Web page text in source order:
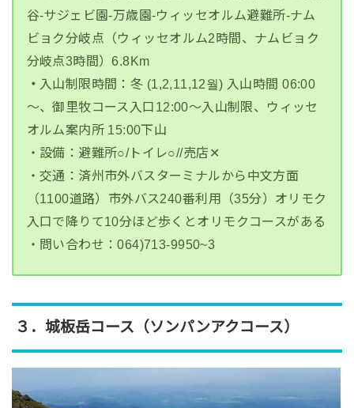
谷-サジェビ園-万歳園-ウィッセオルム避難所-ナム
ビョク分岐点 （ウィッセオルム2時間、ナムビョク
分岐点3時間）6.8Km
・ 入山制限時間：冬 (1,2,11,12월) 入山時間 06:00
～、御里牧コース入口12:00～入山制限、ウィッセ
オルム案内所 15:00下山
・設備：避難所○/トイレ○//売店✕
・交通：済州市外バスターミナルから中文方面
（1100道路）市外バス240番利用（35分）オリモク
入口で降りて10分ほど歩くとオリモクコースがある
・問い合わせ：064)713-9950~3
３．城板岳コース（ソンパンアクコース）